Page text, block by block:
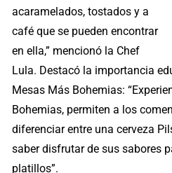
acaramelados, tostados y a
café que se pueden encontrar
en ella,” mencionó la Chef
Lula. Destacó la importancia
Mesas Más Bohemias:
Bohemias, permiten a los
diferenciar entre una cerveza
saber disfrutar de sus sabores
platillos”.